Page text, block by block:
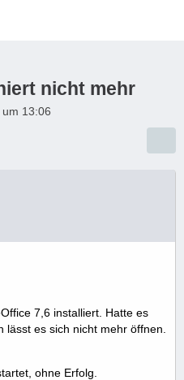
nicht mehr
13:06
7,6 installiert. Hatte es
es sich nicht mehr öffnen.
ohne Erfolg.